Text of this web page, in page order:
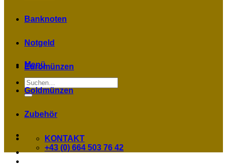
Menü
Suchen
nach:
Banknoten
Notgeld
Euromünzen
Goldmünzen
Zubehör
KONTAKT
+43 (0) 664 503 76 42